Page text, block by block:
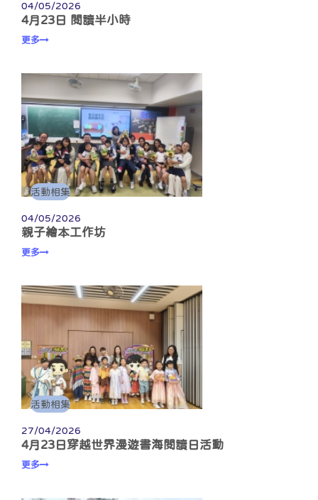
04/05/2026
4月23日 閱讀半小時
更多
活動相集
04/05/2026
親子繪本工作坊
更多
活動相集
27/04/2026
4月23日穿越世界漫遊書海閱讀日活動
更多